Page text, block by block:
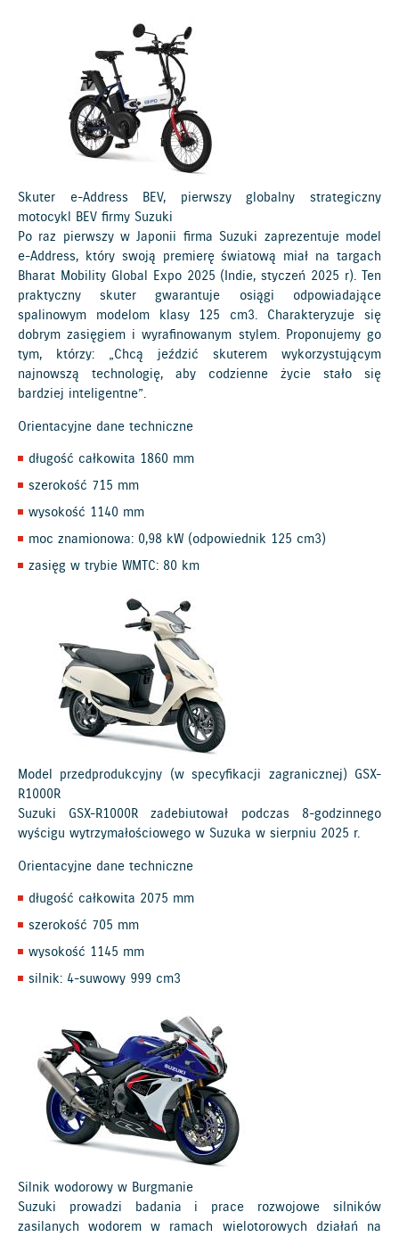
Skuter e-Address BEV, pierwszy globalny strategiczny
motocykl BEV firmy Suzuki
Po raz pierwszy w Japonii firma Suzuki zaprezentuje model
e-Address, który swoją premierę światową miał na targach
Bharat Mobility Global Expo 2025 (Indie, styczeń 2025 r). Ten
praktyczny skuter gwarantuje osiągi odpowiadające
spalinowym modelom klasy 125 cm3. Charakteryzuje się
dobrym zasięgiem i wyrafinowanym stylem. Proponujemy go
tym, którzy: „Chcą jeździć skuterem wykorzystującym
najnowszą technologię, aby codzienne życie stało się
bardziej inteligentne”.
Orientacyjne dane techniczne
długość całkowita 1860 mm
szerokość 715 mm
wysokość 1140 mm
moc znamionowa: 0,98 kW (odpowiednik 125 cm3)
zasięg w trybie WMTC: 80 km
Model przedprodukcyjny (w specyfikacji zagranicznej) GSX-
R1000R
Suzuki GSX-R1000R zadebiutował podczas 8-godzinnego
wyścigu wytrzymałościowego w Suzuka w sierpniu 2025 r.
Orientacyjne dane techniczne
długość całkowita 2075 mm
szerokość 705 mm
wysokość 1145 mm
silnik: 4-suwowy 999 cm3
Silnik wodorowy w Burgmanie
Suzuki prowadzi badania i prace rozwojowe silników
zasilanych wodorem w ramach wielotorowych działań na